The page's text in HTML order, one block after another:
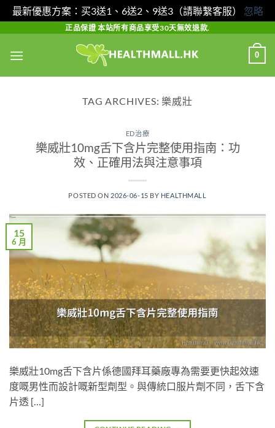
最新優惠方案：买3送1、6送2、9送3（請聯繫客服） 忽略
content
正品保證 本站所有商品享受30天無效退款.
0
TAG ARCHIVES:樂威壯
ED治療
樂威壯10mg舌下含片完整使用指南：功
效、正確用法與注意事項
POSTED ON 2026-06-15 BY HEALTHMALL
15
6 月
樂威壯10mg舌下含片係德國拜耳藥廠專為需要更快起效速
度嘅男性而設計嘅新型劑型。與傳統口服片劑不同，舌下含
片透 […]